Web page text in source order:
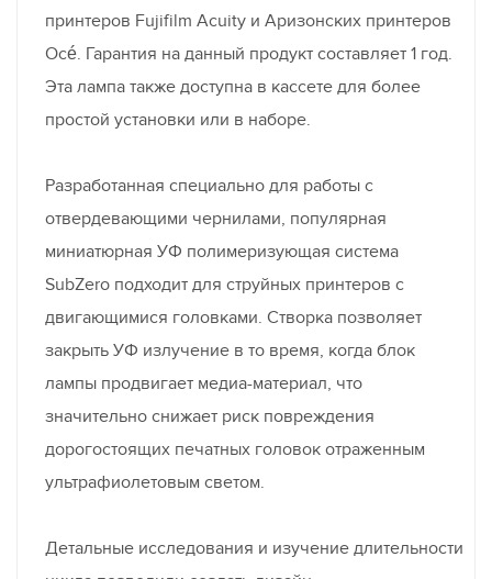
принтеров Fujifilm Acuity и Аризонских принтеров
Océ. Гарантия на данный продукт составляет 1 год.
Эта лампа также доступна в кассете для более
простой установки или в наборе.
Разработанная специально для работы с
отвердевающими чернилами, популярная
миниатюрная УФ полимеризующая система
SubZero подходит для струйных принтеров с
двигающимися головками. Створка позволяет
закрыть УФ излучение в то время, когда блок
лампы продвигает медиа-материал, что
значительно снижает риск повреждения
дорогостоящих печатных головок отраженным
ультрафиолетовым светом.
Детальные исследования и изучение длительности